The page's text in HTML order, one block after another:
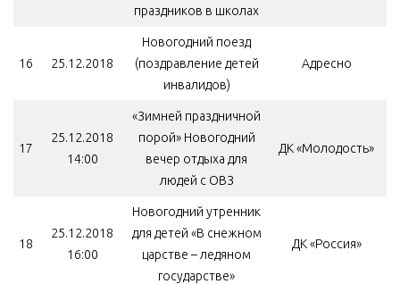
праздников в школах
16 25.12.2018
Новогодний поезд
(поздравление детей
инвалидов)
Адресно
17
25.12.2018
14:00
«Зимней праздничной
порой» Новогодний
вечер отдыха для
людей с ОВЗ
ДК «Молодость»
18
25.12.2018
16:00
Новогодний утренник
для детей «В снежном
царстве – ледяном
государстве»
ДК «Россия»